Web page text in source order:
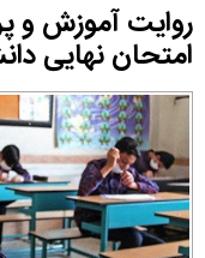
روایت آموزش و
امتحان نهایی